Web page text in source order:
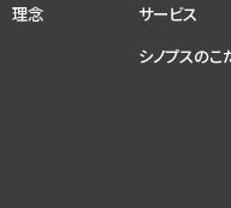
理念
サービス
シノプスのこ